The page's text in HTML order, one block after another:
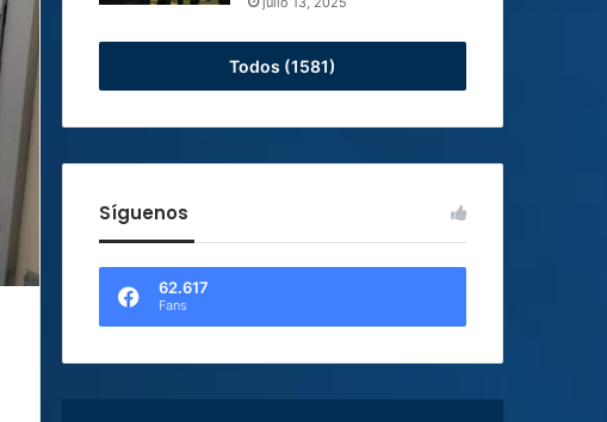
Todos (1581)
Síguenos
62.617
Fans